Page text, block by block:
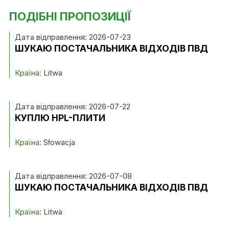
ПОДІБНІ ПРОПОЗИЦІЇ
Дата відправлення: 2026-07-23
ШУКАЮ ПОСТАЧАЛЬНИКА ВІДХОДІВ ПВД
Країна: Litwa
Дата відправлення: 2026-07-22
КУПЛЮ HPL-ПЛИТИ
Країна: Słowacja
Дата відправлення: 2026-07-08
ШУКАЮ ПОСТАЧАЛЬНИКА ВІДХОДІВ ПВД
Країна: Litwa